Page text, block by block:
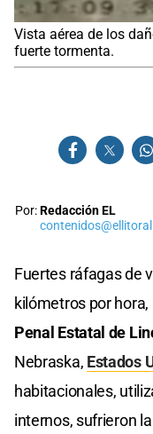
Vista aérea de los
fuerte tormenta.
Por:Redacción EL
Fuertes ráfagas de
kilómetros por
Penal Estatal de
Nebraska, Estados
habitacionales,
internos, sufrieron